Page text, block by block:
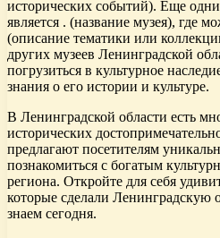
исторических событий). Еще
является . (название музея), где
(описание тематики или
других музеев Ленинградской
погрузиться в культурное
знания о его истории и культуре.
В Ленинградской области есть
исторических
предлагают посетителям
познакомиться с богатым
региона. Откройте для себя
которые сделали Ленинградскую
знаем сегодня.